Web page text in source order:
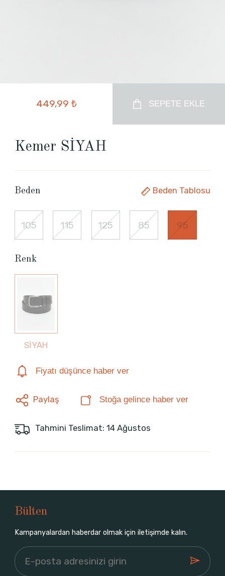
449,99 ₺ SEPETE EKLE
Kemer SİYAH
Beden Beden Tablosu
105 115 125 85 95
Renk
SİYAH
Fiyatı düşünce haber ver
Paylaş Stoğa gelince haber ver
Tahmini Teslimat: 14 Ağustos
Bülten
Kampanyalardan haberdar olmak için iletişimde kalın.